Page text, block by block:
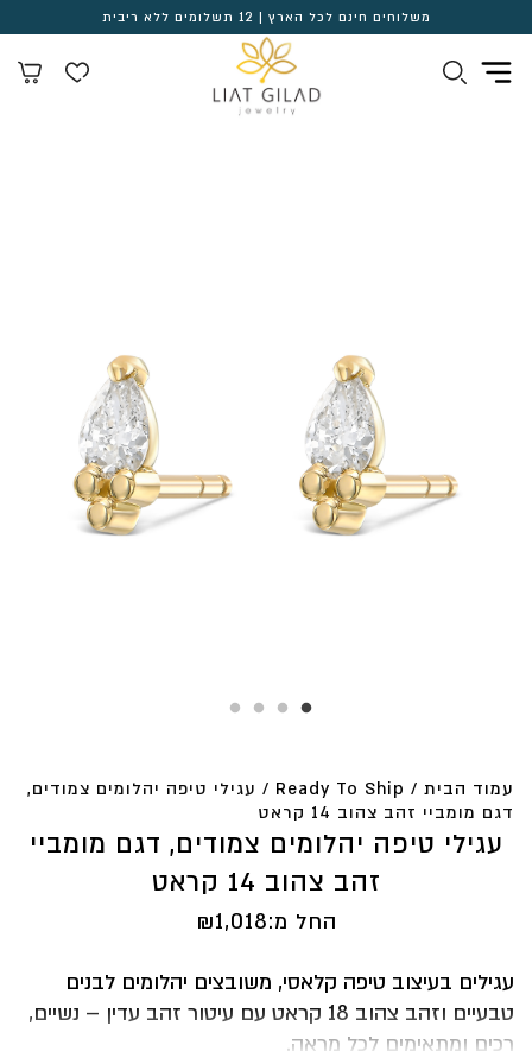
משלוחים חינם לכל הארץ | 12 תשלומים ללא ריבית
עמוד הבית /
Ready To Ship / עגילי טיפה יהלומים צמודים,
דגם מומביי זהב צהוב 14 קראט
עגילי טיפה יהלומים צמודים, דגם מומביי
זהב צהוב 14 קראט
החל מ: ₪1,018
עגילים בעיצוב טיפה קלאסי, משובצים יהלומים לבנים
טבעיים וזהב צהוב 18 קראט עם עיטור זהב עדין – נשיים,
רכים ומתאימים לכל מראה.